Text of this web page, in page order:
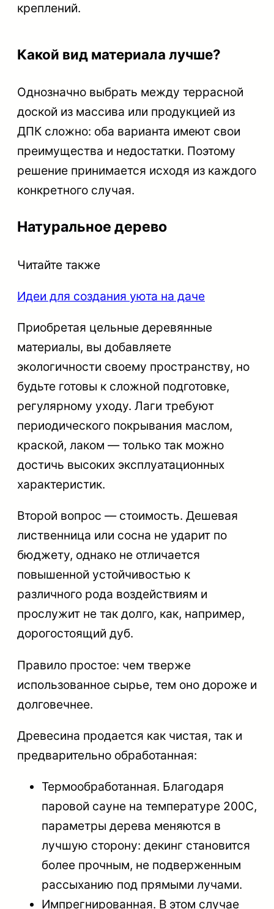
креплений.
Какой вид материала лучше?
Однозначно выбрать между террасной
доской из массива или продукцией из
ДПК сложно: оба варианта имеют свои
преимущества и недостатки. Поэтому
решение принимается исходя из каждого
конкретного случая.
Натуральное дерево
Читайте также
Идеи для создания уюта на даче
Приобретая цельные деревянные
материалы, вы добавляете
экологичности своему пространству, но
будьте готовы к сложной подготовке,
регулярному уходу. Лаги требуют
периодического покрывания маслом,
краской, лаком — только так можно
достичь высоких эксплуатационных
характеристик.
Второй вопрос — стоимость. Дешевая
лиственница или сосна не ударит по
бюджету, однако не отличается
повышенной устойчивостью к
различного рода воздействиям и
прослужит не так долго, как, например,
дорогостоящий дуб.
Правило простое: чем тверже
использованное сырье, тем оно дороже и
долговечнее.
Древесина продается как чистая, так и
предварительно обработанная:
Термообработанная. Благодаря
паровой сауне на температуре 200С,
параметры дерева меняются в
лучшую сторону: декинг становится
более прочным, не подверженным
рассыханию под прямыми лучами.
Импрегнированная. В этом случае